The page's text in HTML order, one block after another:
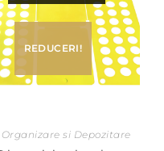
REDUCERI!
Organizare si Depozitare